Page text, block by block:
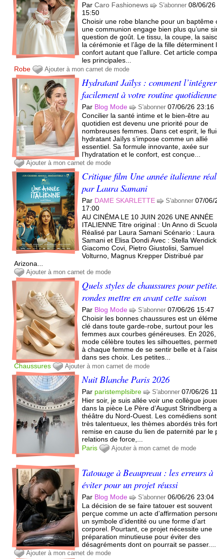
ParCaro Fashionews S'abonner 08/06/26
15:50
Choisir une robe blanche pour un baptême
une communion engage bien plus qu’une
question de goût. Le tissu, la coupe, la
la cérémonie et l’âge de la fille déterminent
confort autant que l’allure. Cet article
les principales...
Robe
Ajouter à mon carnet de mode
Hydratant Jaïlys : comment l’intégrer
facilement à votre routine quotidienne
Par Blog Mode S'abonner 07/06/26 23:16
Concilier la santé intime et le bien-être au
quotidien est devenu une priorité pour de
nombreuses femmes. Dans cet esprit, le
hydratant Jaïlys s’impose comme un allié
essentiel. Sa formule innovante, axée sur
l’hydratation et le confort, est conçue...
Ajouter à mon carnet de mode
Critique film Une année italienne
par Laura Samani
Par DAME SKARLETTE S'abonner 07/06/
17:00
AU CINÉMA LE 10 JUIN 2026 UNE ANNÉE
ITALIENNE Titre original : Un Anno di
Réalisé par Laura Samani Scénario : Laura
Samani et Elisa Dondi Avec : Stella
Giacomo Covi, Pietro Giustolisi, Samuel
Volturno, Magnus Krepper Distribué par
Arizona...
Ajouter à mon carnet de mode
Quels styles de chaussures pour
rondes mettre en avant cette saison
Par Blog Mode S'abonner 07/06/26 15:47
Choisir les bonnes chaussures est un
clé dans toute garde-robe, surtout pour les
femmes aux courbes généreuses. En
mode célèbre toutes les silhouettes,
à chaque femme de se sentir belle et à
dans ses choix. Les petites...
Chaussures
Ajouter à mon carnet de mode
Nuit Blanche Paris 2026
Par paristemplsibre S'abonner 07/06/26
Hier soir, je suis allée voir une collègue
dans la pièce Le Père d’August Strindberg
théâtre du Nord-Ouest. Les comédiens
très talentueux, les thèmes abordés très
remise en cause du lien de paternité par le
relations de force,...
Paris
Ajouter à mon carnet de mode
Tatouage à Beaupreau : les erreurs à
éviter pour un projet réussi
Par Blog Mode S'abonner 06/06/26 23:04
La décision de se faire tatouer est souvent
perçue comme un acte d’affirmation
un symbole d’identité ou une forme d’art
corporel. Pourtant, ce projet nécessite une
préparation minutieuse pour éviter des
désagréments dont on pourrait se passer....
Ajouter à mon carnet de mode